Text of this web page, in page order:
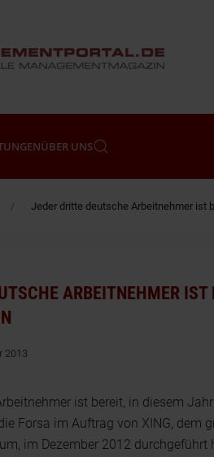
ÜBER UNS
Jeder dritte deutsche Arbeitnehmer ist
ARBEITNEHMER
2013
ist bereit, in diesem
Forsa im Auftrag von XING, dem
im Dezember 2012 durchgeführt